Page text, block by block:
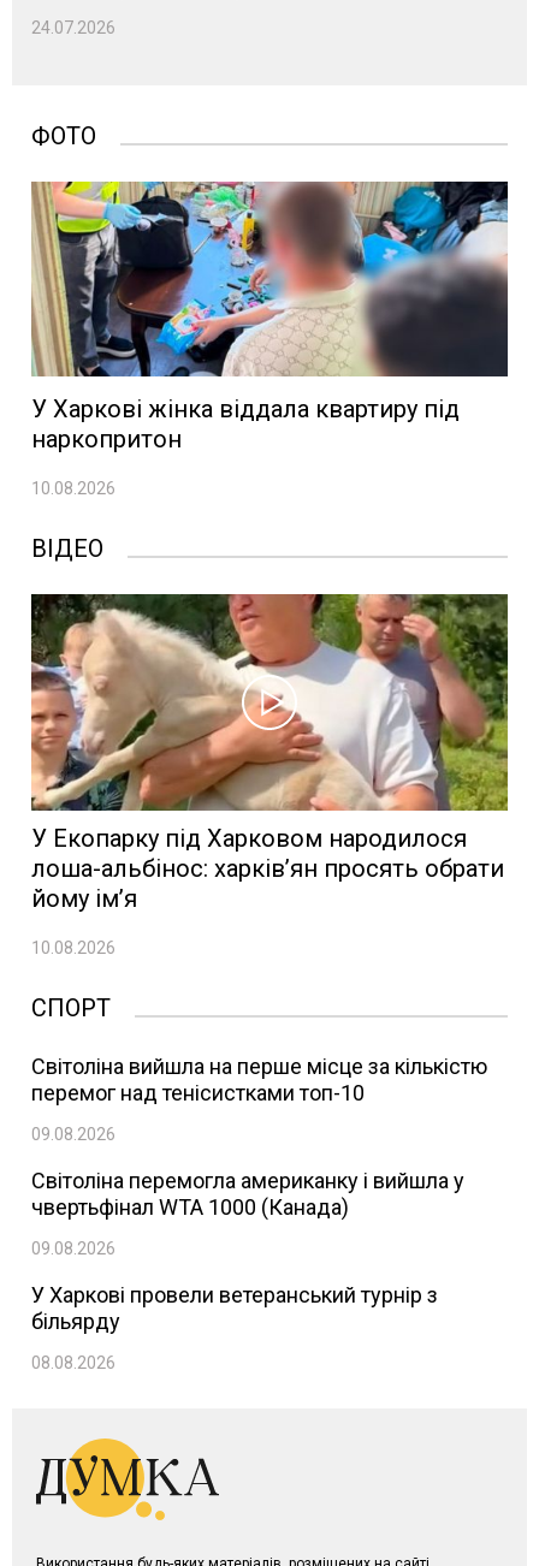
24.07.2026
ФОТО
У Харкові жінка віддала квартиру під
наркопритон
10.08.2026
ВІДЕО
У Екопарку під Харковом народилося
лоша-альбінос: харків’ян просять обрати
йому ім’я
10.08.2026
СПОРТ
Світоліна вийшла на перше місце за кількістю
перемог над тенісистками топ-10
09.08.2026
Світоліна перемогла американку і вийшла у
чвертьфінал WTA 1000 (Канада)
09.08.2026
У Харкові провели ветеранський турнір з
більярду
08.08.2026